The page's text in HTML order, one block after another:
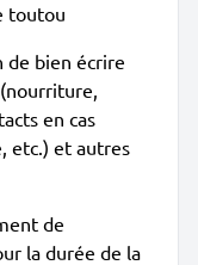
toutou
bien écrire
en cas
etc.) et autres
de
la durée de la